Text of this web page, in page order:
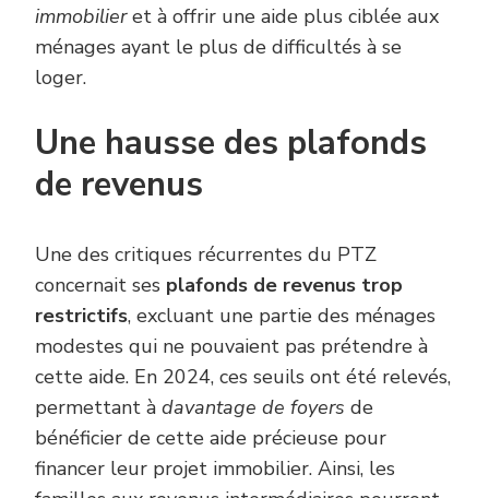
immobilieret à offrir une aide plus ciblée aux
ménages ayant le plus de difficultés à se
loger.
Une hausse des plafonds
de revenus
Une des critiques récurrentes du PTZ
concernait ses plafonds de revenus trop
restrictifs, excluant une partie des ménages
modestes qui ne pouvaient pas prétendre à
cette aide. En 2024, ces seuils ont été relevés,
permettant à davantage de foyers de
bénéficier de cette aide précieuse pour
financer leur projet immobilier. Ainsi, les